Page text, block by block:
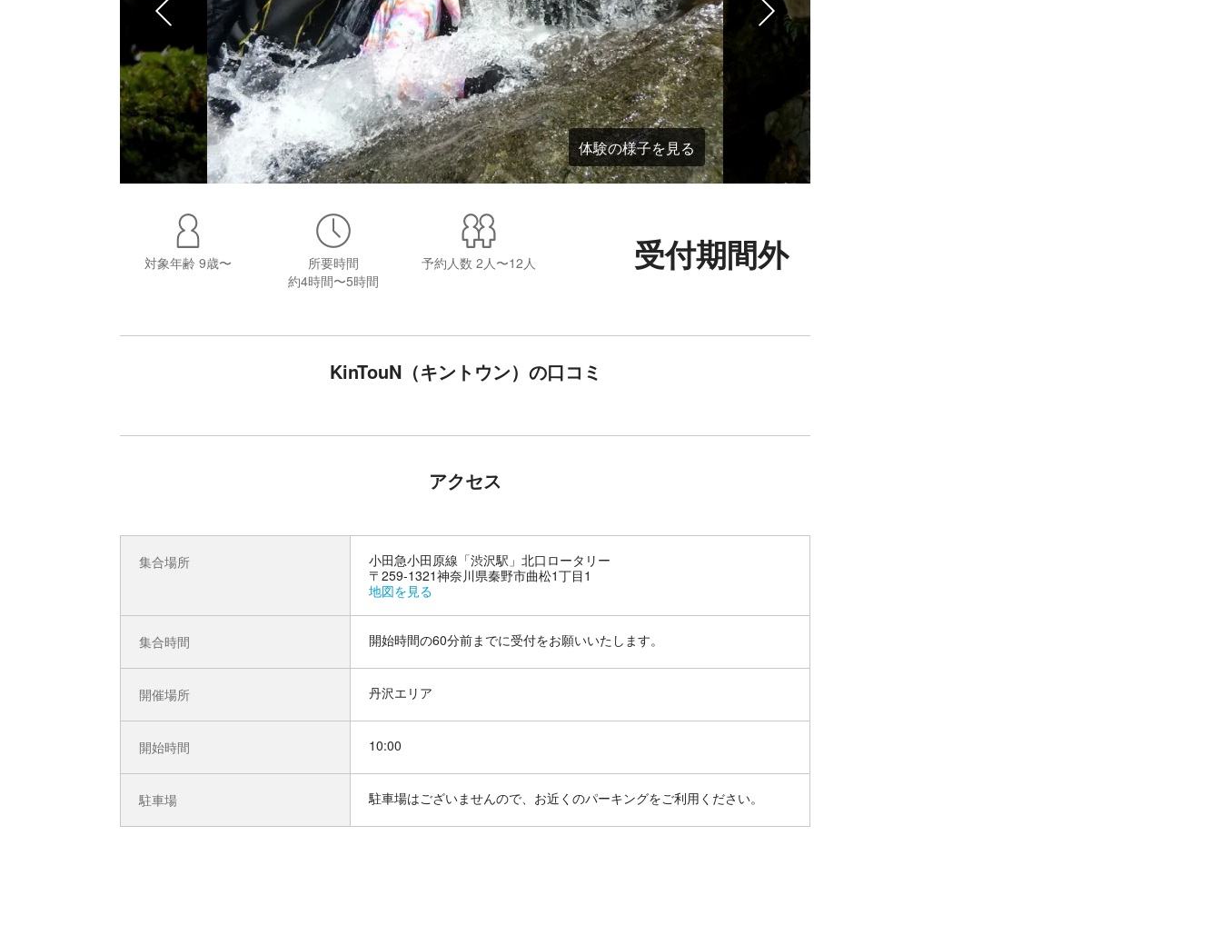
体験の様子を見る
対象年齢 9歳〜
所要時間
約4時間〜5時間
予約人数 2人〜12人 受付期間外
KinTouN（キントウン）の口コミ
アクセス
集合場所
小田急小田原線「渋沢駅」北口ロータリー
〒259-1321神奈川県秦野市曲松1丁目1
地図を見る
集合時間 開始時間の60分前までに受付をお願いいたします。
開催場所 丹沢エリア
開始時間 10:00
駐車場 駐車場はございませんので、お近くのパーキングをご利用ください。